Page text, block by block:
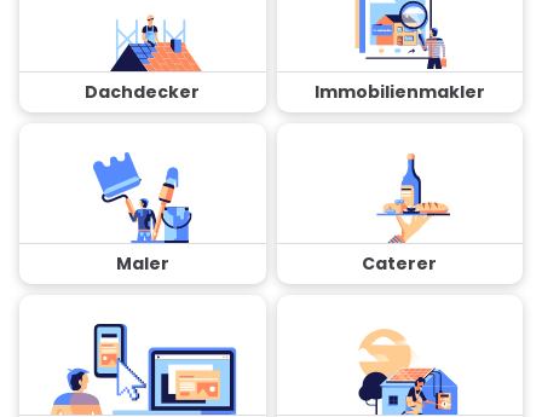
Dachdecker Immobilienmakler
Maler Caterer